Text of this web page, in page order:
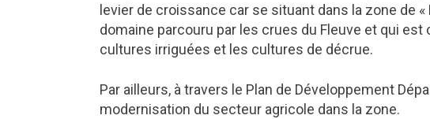
levier de croissance car se situant dans la zone de
domaine parcouru par les crues du Fleuve et qui
cultures irriguées et les cultures de décrue.
Par ailleurs, à travers le Plan de Développement
modernisation du secteur agricole dans la zone.